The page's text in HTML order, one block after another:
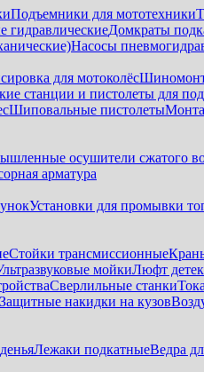
Подъемники для мототехники
гидравлическиеДомкраты
Насосы
для мотоколёс
станции и пистолеты для
Шиповальные пистолеты
осушители сжатого
арматура
Установки для промывки
Стойки трансмиссионные
мойкиЛюфт
Сверлильные станки
Защитные накидки на кузов
Лежаки подкатныеВедра